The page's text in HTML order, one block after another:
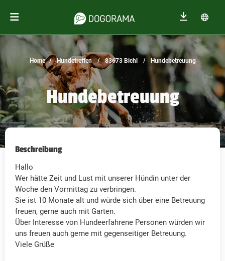
Home Hundetreffen 83673 Bichl Hundebetreuung
Hundebetreuung
Beschreibung
Hallo
Wer hätte Zeit und Lust mit unserer Hündin unter der
Woche den Vormittag zu verbringen.
Sie ist 10 Monate alt und würde sich über eine Betreuung
freuen, gerne auch mit Garten.
Über Interesse von Hundeerfahrene Personen würden wir
uns freuen auch gerne mit gegenseitiger Betreuung.
Viele Grüße